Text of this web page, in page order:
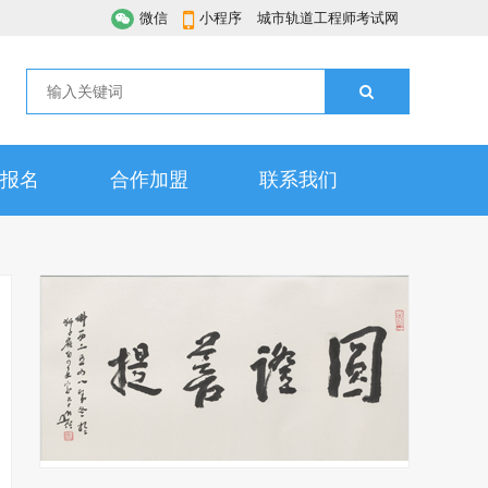
微信 小程序 城市轨道工程师考试网
名 合作加盟 联系我们